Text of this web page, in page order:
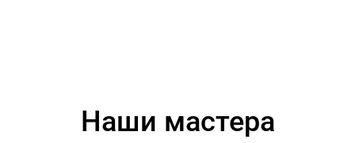
Наши мастера